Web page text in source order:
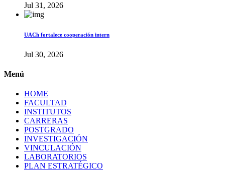
Jul 31, 2026
UACh fortalece cooperación intern
Jul 30, 2026
Menú
HOME
FACULTAD
INSTITUTOS
CARRERAS
POSTGRADO
INVESTIGACIÓN
VINCULACIÓN
LABORATORIOS
PLAN ESTRATÉGICO